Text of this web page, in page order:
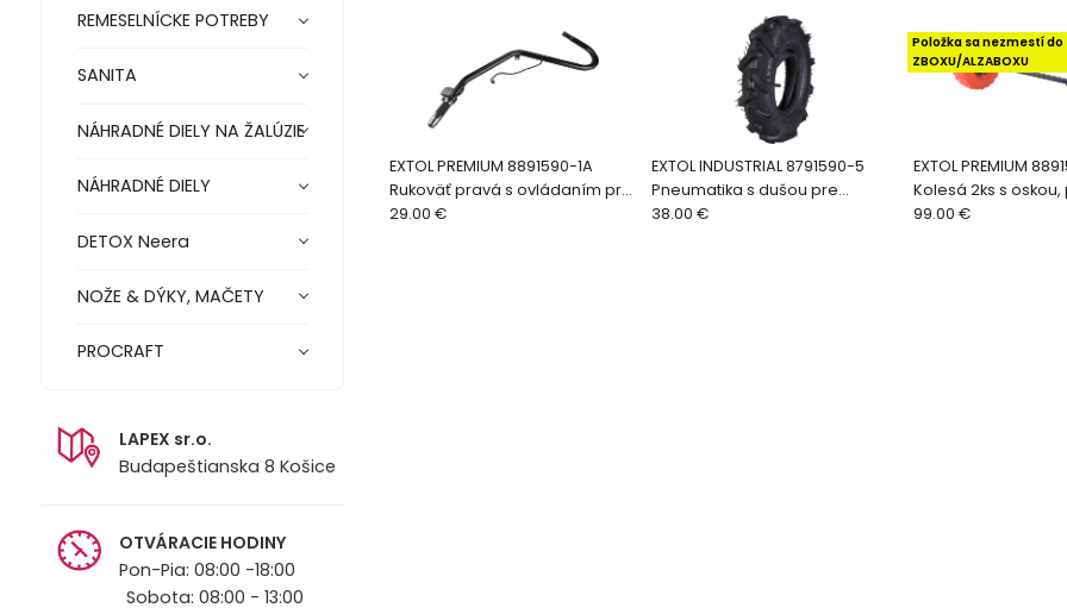
REMESELNÍCKE POTREBY
SANITA
NÁHRADNÉ DIELY NA ŽALÚZIE
NÁHRADNÉ DIELY
DETOX Neera
NOŽE & DÝKY, MAČETY
PROCRAFT
LAPEX sr.o.
Budapeštianska 8 Košice
OTVÁRACIE HODINY
Pon-Pia: 08:00 -18:00
Sobota: 08:00 - 13:00
EXTOL PREMIUM 8891590-1A
Rukoväť pravá s ovládaním pre
8891590
29.00 €
EXTOL INDUSTRIAL 8791590-5
Pneumatika s dušou pre
8791590
38.00 €
EXTOL PREMIUM
Kolesá 2ks s oskou,
8891941
Položka sa nezmestí do
ZBOXU/ALZABOXU
99.00 €